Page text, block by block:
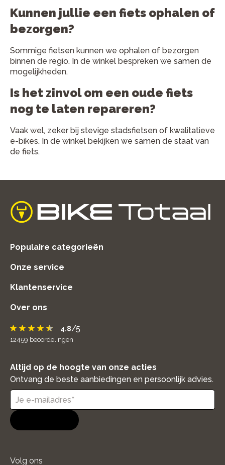
Kunnen jullie een fiets ophalen of
bezorgen?
Sommige fietsen kunnen we ophalen of bezorgen
binnen de regio. In de winkel bespreken we samen de
mogelijkheden.
Is het zinvol om een oude fiets
nog te laten repareren?
Vaak wel, zeker bij stevige stadsfietsen of kwalitatieve
e-bikes. In de winkel bekijken we samen de staat van
de fiets.
home
Populaire categorieën
Onze service
Klantenservice
Over ons
4.8/5
12459 beoordelingen
Altijd op de hoogte van onze acties
Ontvang de beste aanbiedingen en persoonlijk advies.
Volg ons